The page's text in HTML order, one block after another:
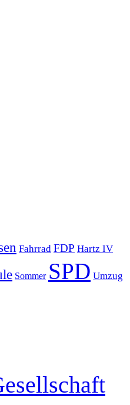
Fahrrad FDP Hartz IV
Sommer SPD Umzug